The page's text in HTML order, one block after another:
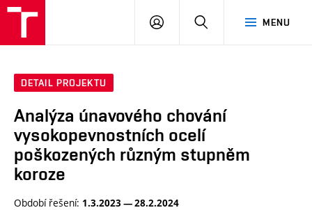
MENU
PŘIHLÁSIT
DETAIL PROJEKTU
Analýza únavového chování
vysokopevnostních ocelí
poškozených různým stupněm
koroze
Období řešení: 1.3.2023 — 28.2.2024